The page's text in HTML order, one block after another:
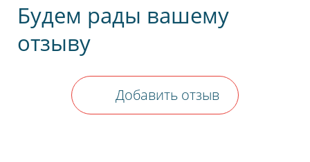
Будем рады вашему
отзыву
Добавить отзыв